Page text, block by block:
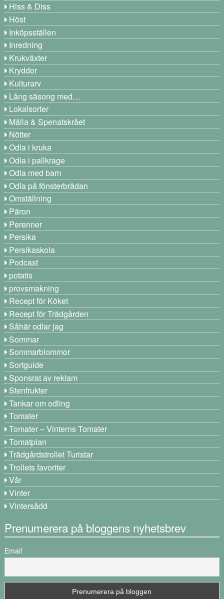
Hiss & Diss
Höst
Inköpsställen
Inredning
Krukväxter
Kryddor
Kulturarv
Lång säsong med…
Lokalsorter
Målla & Spenatskrået
Nötter
Odla i kruka
Odla i pallkrage
Odla med barn
Odla på fönsterbrädan
Omställning
Päron
Perenner
Persika
Persikaskola
Podcast
potatis
provsmakning
Recept för Köket
Recept för Trädgården
Såhär odlar jag
Sommar
Sommarblommor
Sortguide
Sponsrat av reklam
Stenfrukter
Tankar om odling
Tomater
Tomater – Vinterns Tomater
Tomatplan
Trädgårdstrollet Turistar
Trollets favoriter
Vår
Vinter
Vintersådd
Prenumerera på bloggens nyhetsbrev
Email